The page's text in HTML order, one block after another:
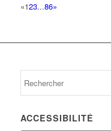
«123...86»
ACCESSIBILITÉ